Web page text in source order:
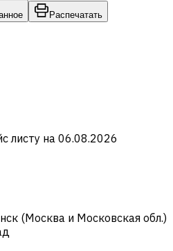
Распечатать
листу на 06.08.2026
(Москва и Московская обл.)